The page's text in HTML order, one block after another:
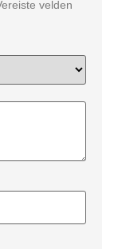
velden